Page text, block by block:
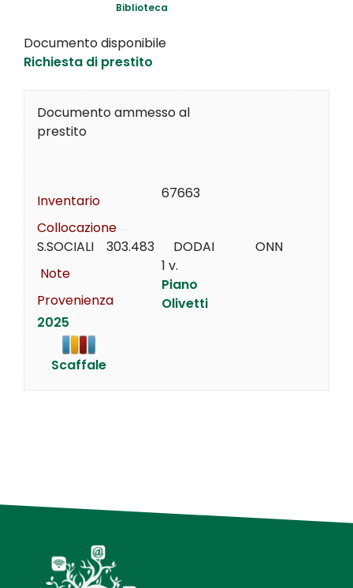
Biblioteca
Documento disponibile
Richiesta di prestito
Documento ammesso al
prestito
Inventario
67663
Collocazione
S.SOCIALI    303.483      DODAI             ONN
Note
1 v.
Provenienza
Piano
Olivetti
2025
Scaffale